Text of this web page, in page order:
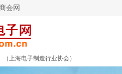
会网
（上海电子制造行业协会）